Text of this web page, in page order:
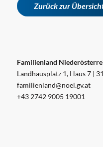
Zurück zur
Familienland
Landhausplatz 1, Haus 7 |
familienland@noel.gv.at
+43 2742 9005 19001